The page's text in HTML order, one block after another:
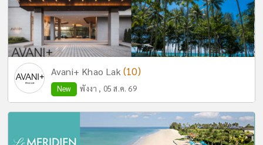
Avani+ Khao Lak (10)
New พังงา , 05 ส.ค. 69